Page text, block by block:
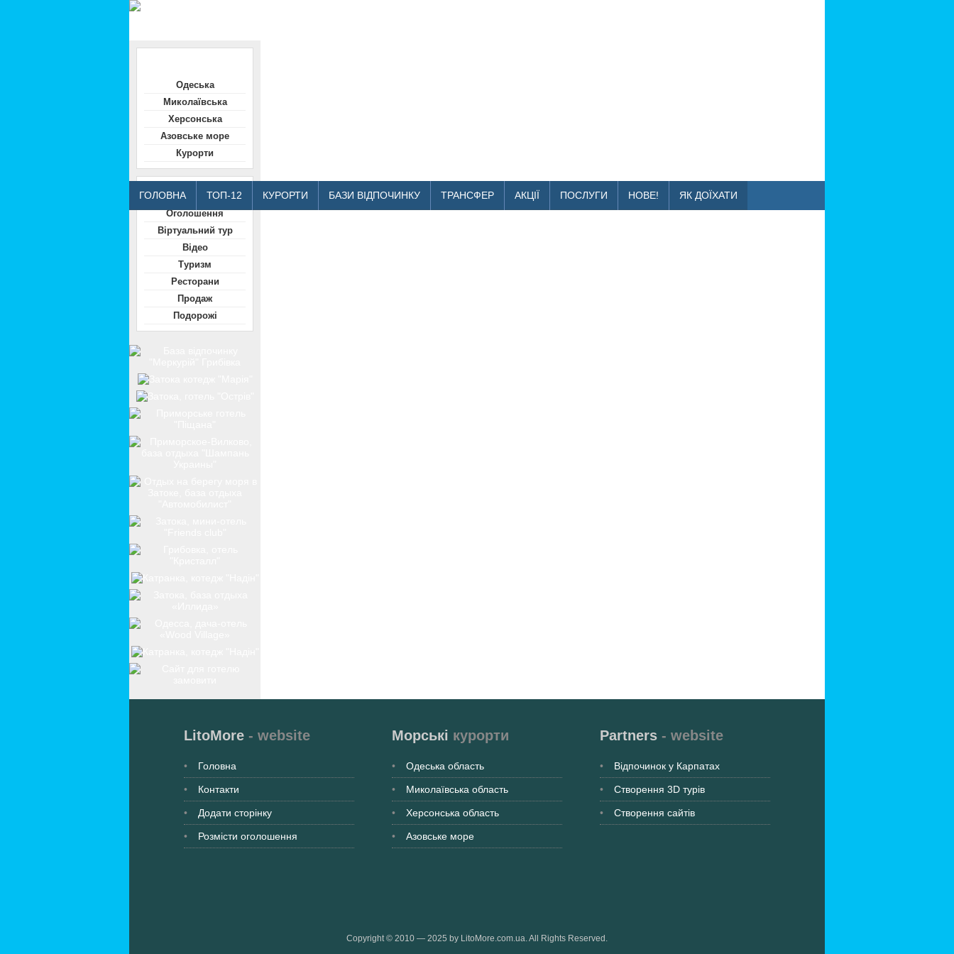
ГОЛОВНА ТОП-12 КУРОРТИ БАЗИ ВІДПОЧИНКУ ТРАНСФЕР АКЦІЇ ПОСЛУГИ НОВЕ! ЯК ДОЇХАТИ
Одеська
Миколаївська
Херсонська
Азовське море
Курорти
Оголошення
Віртуальний тур
Відео
Туризм
Ресторани
Продаж
Подорожі
LitoMore - website
Головна
Контакти
Додати сторінку
Розмісти оголошення
Морські курорти
Одеська область
Миколаївська область
Херсонська область
Азовське море
Partners - website
Відпочинок у Карпатах
Створення 3D турів
Створення сайтів
Copyright © 2010 — 2025 by LitoMore.com.ua. All Rights Reserved.